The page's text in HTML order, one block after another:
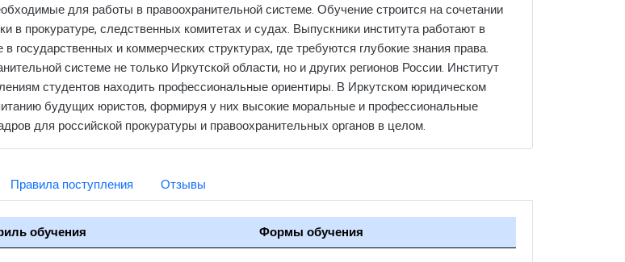
для работы в правоохранительной системе. Обучение строится на сочетании
в прокуратуре, следственных комитетах и судах. Выпускники института работают в
государственных и коммерческих структурах, где требуются глубокие знания права.
системе не только Иркутской области, но и других регионов России. Институт
студентов находить профессиональные ориентиры. В Иркутском юридическом
будущих юристов, формируя у них высокие моральные и профессиональные
для российской прокуратуры и правоохранительных органов в целом.
Правила поступления Отзывы
обучения Формы обучения